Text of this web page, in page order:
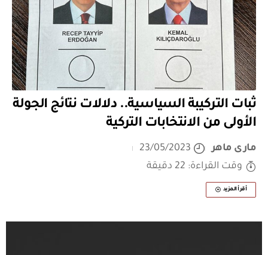
ثبات التركيبة السياسية.. دلالات نتائج الجولة
الأولى من الانتخابات التركية
مارى ماهر
23/05/2023
وقت القراءة: 22 دقيقة
أقرأ المزيد